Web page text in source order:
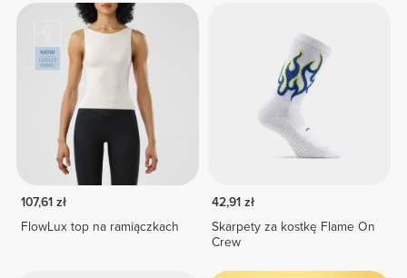
107,61 zł
FlowLux top na ramiączkach
42,91 zł
Skarpety za kostkę Flame On
Crew